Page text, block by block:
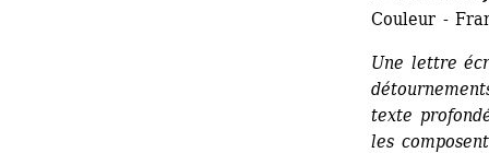
Couleur -
Une lettre
texte
les